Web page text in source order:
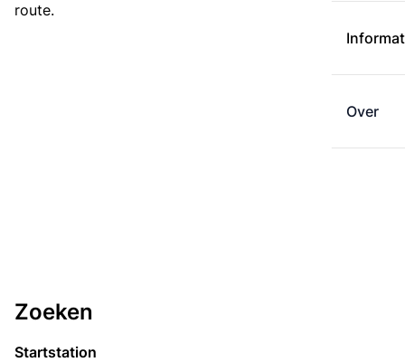
Over
route.
Zoeken
Startstation